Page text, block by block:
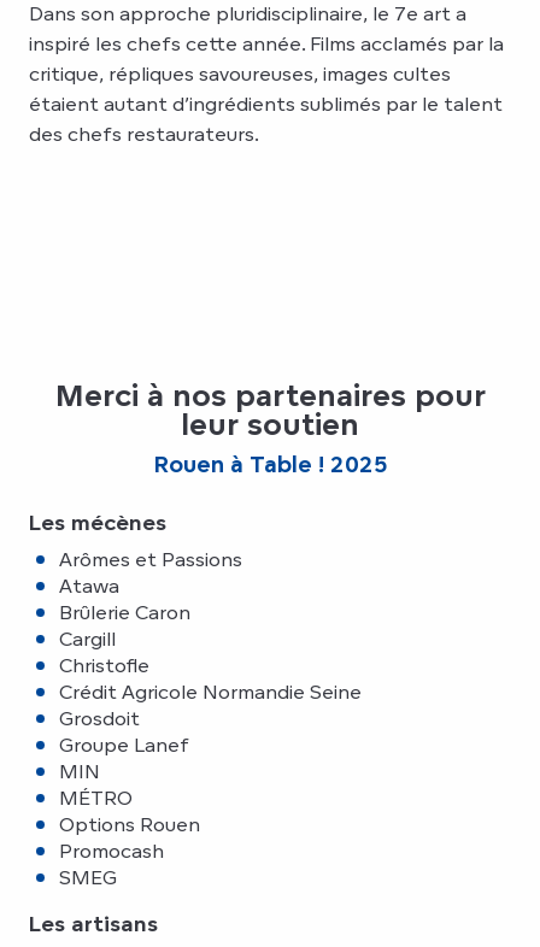
Dans son approche pluridisciplinaire, le 7e art a
inspiré les chefs cette année. Films acclamés par la
critique, répliques savoureuses, images cultes
étaient autant d’ingrédients sublimés par le talent
des chefs restaurateurs.
Merci à nos partenaires pour
leur soutien
Rouen à Table ! 2025
Les mécènes
Arômes et Passions
Atawa
Brûlerie Caron
Cargill
Christofle
Crédit Agricole Normandie Seine
Grosdoit
Groupe Lanef
MIN
MÉTRO
Options Rouen
Promocash
SMEG
Les artisans